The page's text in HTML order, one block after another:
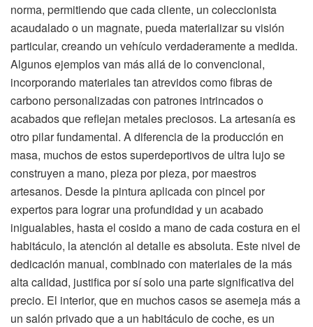
norma, permitiendo que cada cliente, un coleccionista
acaudalado o un magnate, pueda materializar su visión
particular, creando un vehículo verdaderamente a medida.
Algunos ejemplos van más allá de lo convencional,
incorporando materiales tan atrevidos como fibras de
carbono personalizadas con patrones intrincados o
acabados que reflejan metales preciosos. La artesanía es
otro pilar fundamental. A diferencia de la producción en
masa, muchos de estos superdeportivos de ultra lujo se
construyen a mano, pieza por pieza, por maestros
artesanos. Desde la pintura aplicada con pincel por
expertos para lograr una profundidad y un acabado
inigualables, hasta el cosido a mano de cada costura en el
habitáculo, la atención al detalle es absoluta. Este nivel de
dedicación manual, combinado con materiales de la más
alta calidad, justifica por sí solo una parte significativa del
precio. El interior, que en muchos casos se asemeja más a
un salón privado que a un habitáculo de coche, es un